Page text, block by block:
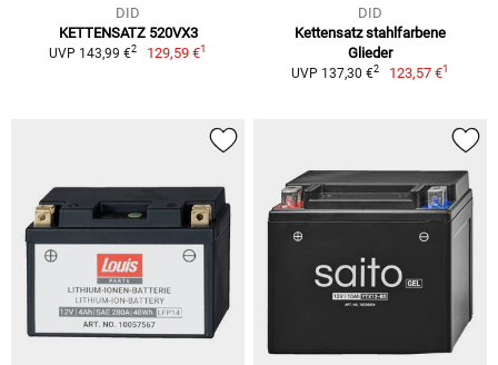
DID
KETTENSATZ 520VX3
UVP 143,99 €2 129,59 €1
DID
Kettensatz stahlfarbene
Glieder
UVP 137,30 €2 123,57 €1